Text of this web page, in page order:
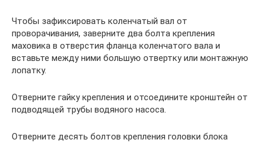
Чтобы зафиксировать коленчатый вал от
проворачивания, заверните два болта крепления
маховика в отверстия фланца коленчатого вала и
вставьте между ними большую отвертку или монтажную
лопатку.
Отверните гайку крепления и отсоедините кронштейн от
подводящей трубы водяного насоса.
Отверните десять болтов крепления головки блока